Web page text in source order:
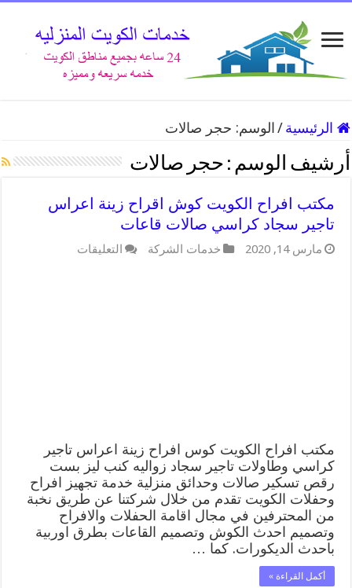
الرئيسية / الوسم: حجر صالات
أرشيف الوسم : حجر صالات
مكتب افراح الكويت كوش اقراح زينة اعراس
تاجير سجاد كراسي صالات قاعات
مارس 14, 2020 خدمات الشركة التعليقات
مكتب افراح الكويت كوس افراح زينة اعراس تاجير
كراسي وطاولات تاجير سجاد زواليه كنب ليز بست
رقص تسكير صالات وحدائق منزلية خدمة تجهيز افراح
وحفلات الكويت تقدم من خلال شركتنا عن طريق نخبة
من المحترفين في مجال اقامة الحفلات والافراح
وتصميم احدث الكوش وتصميم القاعات بطرق اوربية
باحدث الديكورات. كما …
أكمل القراءة »